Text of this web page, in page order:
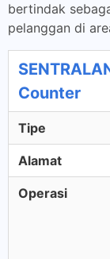
bertindak
pelanggan di
Counter
Tipe
Alamat
Operasi